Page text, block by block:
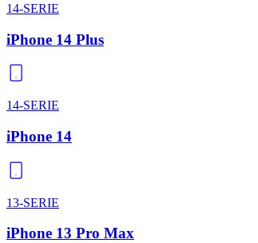
14-SERIE
iPhone 14 Plus
14-SERIE
iPhone 14
13-SERIE
iPhone 13 Pro Max